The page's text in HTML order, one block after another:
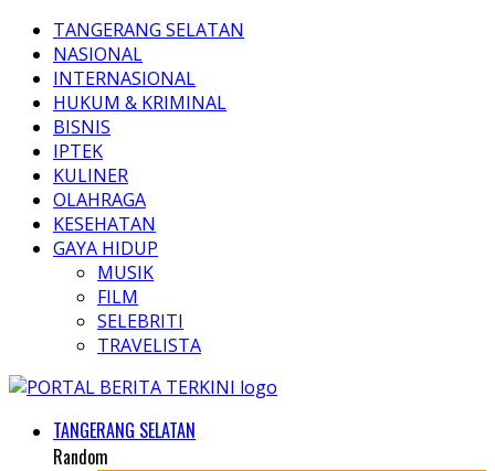
TANGERANG SELATAN
NASIONAL
INTERNASIONAL
HUKUM & KRIMINAL
BISNIS
IPTEK
KULINER
OLAHRAGA
KESEHATAN
GAYA HIDUP
MUSIK
FILM
SELEBRITI
TRAVELISTA
TANGERANG SELATAN
Random